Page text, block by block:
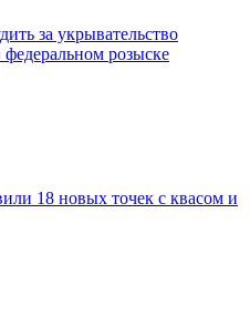
за укрывательство
розыске
18 новых точек с квасом и